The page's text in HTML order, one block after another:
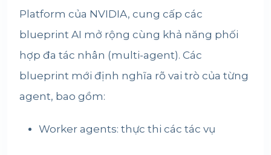
Platform của NVIDIA, cung cấp các
blueprint AI mở rộng cùng khả năng phối
hợp đa tác nhân (multi-agent). Các
blueprint mới định nghĩa rõ vai trò của từng
agent, bao gồm:
Worker agents: thực thi các tác vụ